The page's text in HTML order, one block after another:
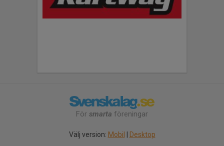
För smarta föreningar
Välj version: Mobil Desktop